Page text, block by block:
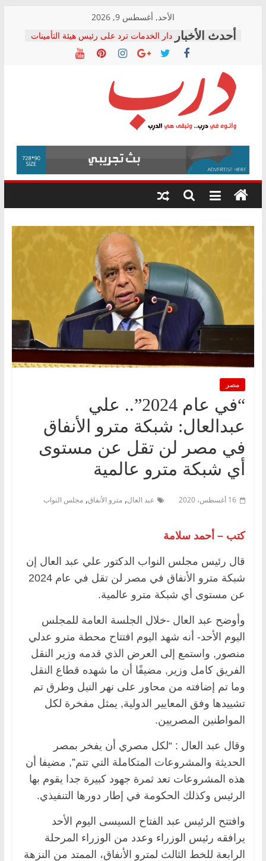
content
الأحد, أغسطس 9, 2026
دار الخدمات ترد على رئيس هيئة التأمينات
بعد مؤتمره الصحفي: إنكار الأزمة لا ينهي
معاناة أصحاب المعاشات.. ونطالب بكشف
فرحات سليمان يكتب: القطاع الصحي إلى
أين؟
حزب التحالف الشعبي يطلق لجنة “الحق
في الصحة” بالإسكندرية لرصد الانتهاكات
ودعم المرضى
الوزاري لمدينة الصحفيين.. وانتهاء أعمال
إنشاء المبنى الإداري
المجلس القومي لحقوق الإنسان يعلن
متابعة قضية الدكتور محمد زهران.. ويؤكد:
قرينة البراءة وضمانات المحاكمة العادلة
درب
وأتوه
درب..
وتبقى
هي
مصر
“في عام 2024”.. علي
عبدالعال: شبكة مترو الأنفاق
في مصر لن تقل عن مستوى
أي شبكة مترو عالمية
16 أغسطس، 2020 عبد العال, مترو الأنفاق, مجلس النواب
كتب – أحمد سلامة
قال رئيس مجلس النواب الدكتور علي عبد العال إن
شبكة مترو الأنفاق في مصر لن تقل في عام 2024
عن مستوى أي شبكة مترو عالمية.
وأوضح عبد العال -خلال الجلسة العامة للمجلس
اليوم الأحد- أنه شهد اليوم افتتاح محطة مترو عدلي
منصور, واستمع إلى العرض الذي قدمه وزير النقل
الفريق كامل وزير, مضيفًا أن ما شهده قطاع النقل
وما تم إضافته من محاور على نهر النيل وطرق تم
تشييدها وفق المعايير الدولية, يمثل مفخرة لكل
المواطنين المصريين.
وقال عبد العال : “لكل مصري أن يفخر بمصر
الحديثة والمشروعات المتكاملة التي تتم”, مضيفا أن
هذه المشروعات تعد ثمرة جهود كبيرة جدا يقوم بها
الرئيس وكذلك الحكومة في إطار دورها التنفيذي.
وافتتح الرئيس عبد الفتاح السيسى اليوم الأحد
يرافقه رئيس الوزراء وعدد من الوزراء المرحلة
الرابعة للخط الثالث لمترو الأنفاق، الممتد من النزهة